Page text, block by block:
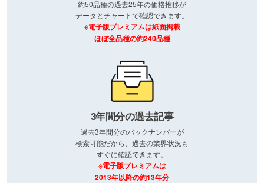
約50品種の過去25年の価格推移が
データとチャートで確認できます。
※電子版プレミアムは紙面掲載
ほぼ全品種の約240品種
3年間分の過去記事
過去3年間分のバックナンバーが
検索可能だから、過去の業界状況も
すぐに確認できます。
※電子版プレミアムは
2013年以降の約13年分